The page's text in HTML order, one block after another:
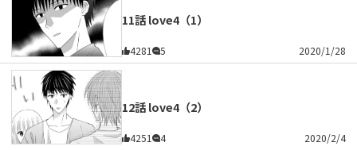
11話 love4（1）
4281 5 2020/1/28
12話 love4（2）
4251 4 2020/2/4